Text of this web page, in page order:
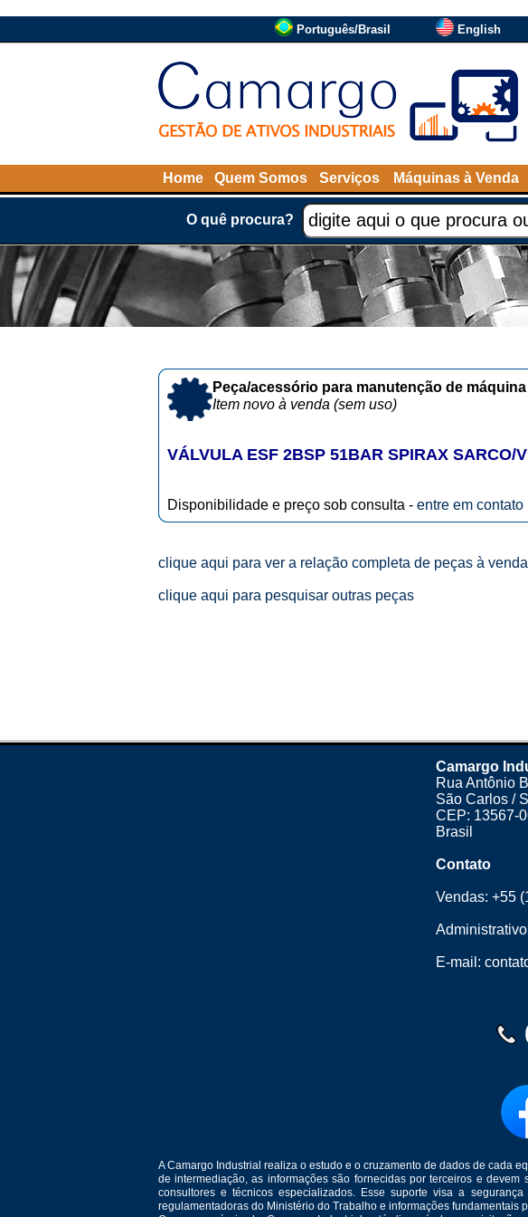
Português/Brasil English
Home Quem Somos Serviços Máquinas à Venda
O quê procura?
Peça/acessório para manutenção de
Item novo à venda (sem uso)
VÁLVULA ESF 2BSP 51BAR SPIRAX SARCO/
Disponibilidade e preço sob consulta - entre em contato
clique aqui para ver a relação completa de peças à venda
clique aqui para pesquisar outras peças
Camargo
Rua Antônio
São Carlos /
CEP: 13567-
Brasil
Contato
Vendas: +55
E-mail:
A Camargo Industrial realiza o estudo e o cruzamento de dados de cada
de intermediação, as informações são fornecidas por terceiros e
consultores e técnicos especializados. Esse suporte visa a
regulamentadoras do Ministério do Trabalho e informações fundamentais